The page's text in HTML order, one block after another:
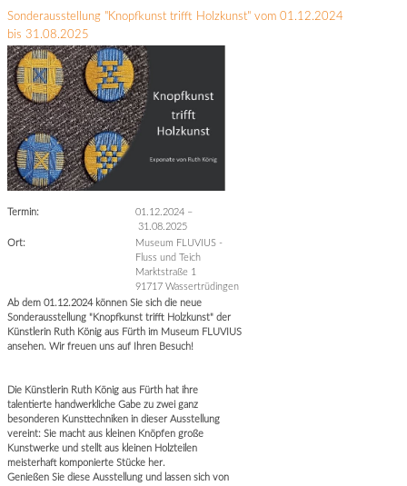
Sonderausstellung "Knopfkunst trifft Holzkunst" vom 01.12.2024
bis 31.08.2025
Termin: 01.12.2024 –
31.08.2025
Ort:
Museum FLUVIUS -
Fluss und Teich
Marktstraße 1
91717 Wassertrüdingen
Ab dem 01.12.2024 können Sie sich die neue
Sonderausstellung "Knopfkunst trifft Holzkunst" der
Künstlerin Ruth König aus Fürth im Museum FLUVIUS
ansehen. Wir freuen uns auf Ihren Besuch!
Die Künstlerin Ruth König aus Fürth hat ihre
talentierte handwerkliche Gabe zu zwei ganz
besonderen Kunsttechniken in dieser Ausstellung
vereint: Sie macht aus kleinen Knöpfen große
Kunstwerke und stellt aus kleinen Holzteilen
meisterhaft komponierte Stücke her.
Genießen Sie diese Ausstellung und lassen sich von